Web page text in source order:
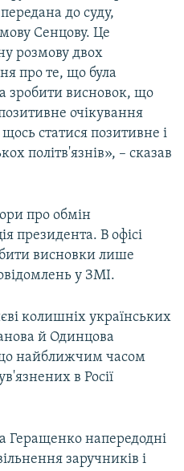
до суду,
Сенцову. Це
розмову двох
про те, що була
висновок, що
очікування
статися позитивне і
політв'язнів», – сказав
про обмін
президента. В офісі
висновки лише
у ЗМІ.
колишніх українських
й Одинцова
найближчим часом
в Росії
Геращенко напередодні
заручників і